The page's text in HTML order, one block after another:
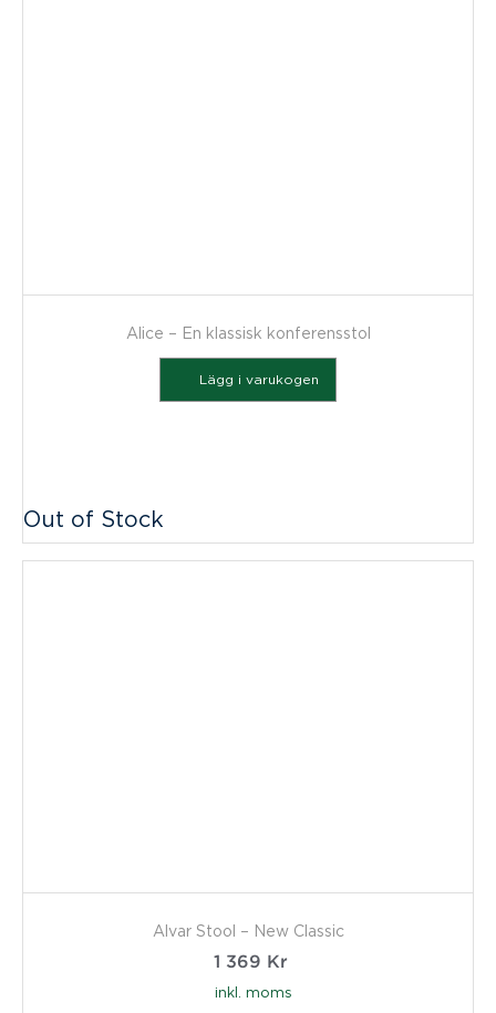
Alice – En klassisk konferensstol
Lägg i varukogen
Out of Stock
Alvar Stool – New Classic
1 369 Kr
inkl. moms